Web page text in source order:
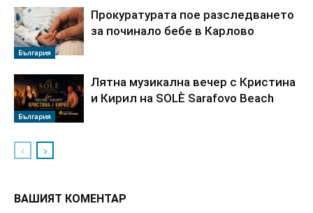
България
Прокуратурата пое разследването
за починало бебе в Карлово
България
Лятна музикална вечер с Кристина
и Кирил на SOLÈ Sarafovo Beach
ВАШИЯТ КОМЕНТАР